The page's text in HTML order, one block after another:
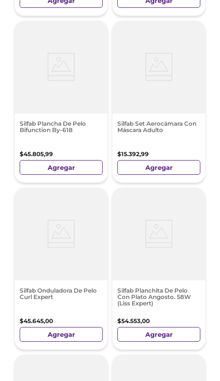
Silfab Plancha De Pelo
Bifunction By-618
$45.805,99
Agregar
Silfab Set Aerocámara Con
Máscara Adulto
$15.392,99
Agregar
Silfab Onduladora De Pelo
Curl Expert
$45.645,00
Agregar
Silfab Planchita De Pelo
Con Plato Angosto. 58W
(Liss Expert)
$54.553,00
Agregar